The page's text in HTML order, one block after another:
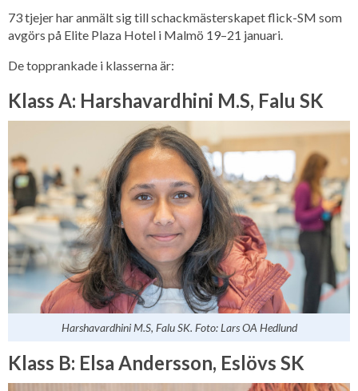
73 tjejer har anmält sig till schackmästerskapet flick-SM som
avgörs på Elite Plaza Hotel i Malmö 19–21 januari.
De topprankade i klasserna är:
Klass A: Harshavardhini M.S, Falu SK
Harshavardhini M.S, Falu SK. Foto: Lars OA Hedlund
Klass B: Elsa Andersson, Eslövs SK